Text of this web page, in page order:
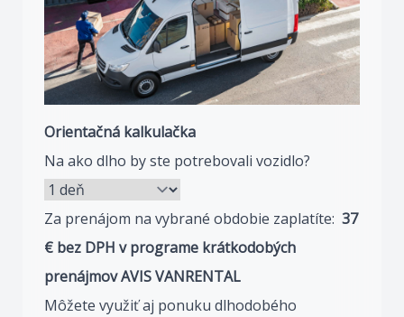
Orientačná kalkulačka
Na ako dlho by ste potrebovali vozidlo?
Za prenájom na vybrané obdobie zaplatíte: 37
€ bez DPH v programe krátkodobých
prenájmov AVIS VANRENTAL
Môžete využiť aj ponuku dlhodobého